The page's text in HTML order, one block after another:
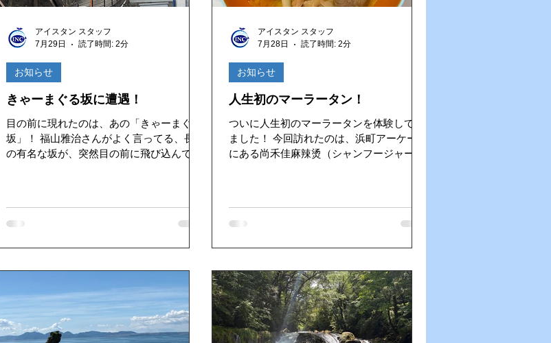
機密文書収集
きゃーまぐる坂に遭遇！
目の前に現れたのは、あの「きゃーまぐる
坂」！ 福山雅治さんがよく言ってる、長崎
の有名な坂が、突然目の前に飛び込んでき
と、その急勾配は想像以上！「きゃー！」
風景を楽しめたちょっとした幸せなひとと
発見があるのは嬉しいですね。また長崎の
魅力を探しながら、麺食いならぬ「坂めぐ
り」も続けてみようと思います！
お知らせ
アイスタン スタッフ
7月29日
読了時間: 2分
人生初のマーラータン！
ついに人生初のマーラータンを体験してき
ました！ 今回訪れたのは、浜町アーケード
にある尚禾佳麻辣烫（シャンフージャーマ
れば！ということで行ってきました。 好き
も旨みがあり、気づけばスープまで飲みた
くなる美味しさでした。本格的なマーラー
タンに大満足です！ 長崎にも美味しい麺の
お店がどんどん増えてきて、麺好きにはた
まらない時代ですね。 さてさて…私の「麺
お知らせ
アイスタン スタッフ
7月28日
読了時間: 2分